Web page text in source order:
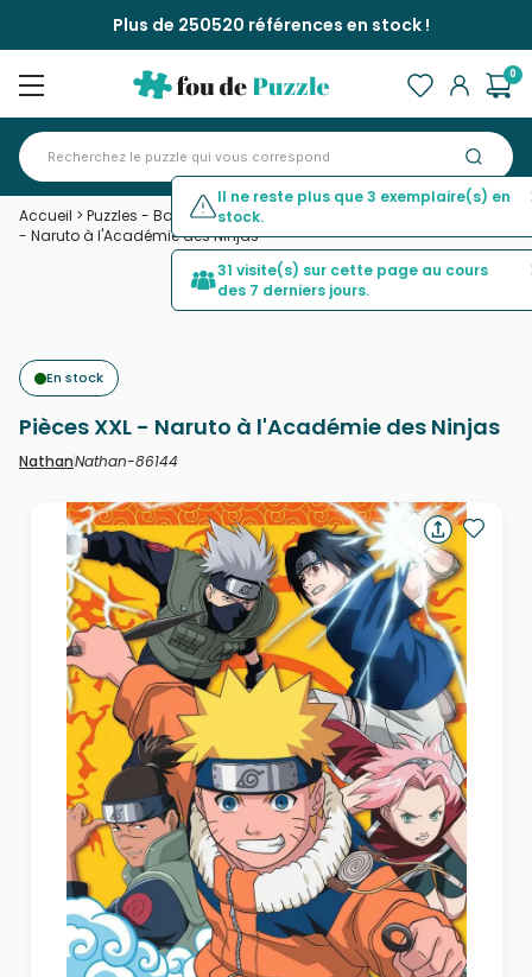
Plus de 250520 références en stock !
0
Accueil > Puzzles - Bandes Dessinées et Dessins Animés
- Naruto à l'Académie des Ninjas
En stock
Pièces XXL - Naruto à l'Académie des Ninjas
NathanNathan-86144
Il ne reste plus que 3 exemplaire(s) en
stock.
31 visite(s) sur cette page au cours
des 7 derniers jours.